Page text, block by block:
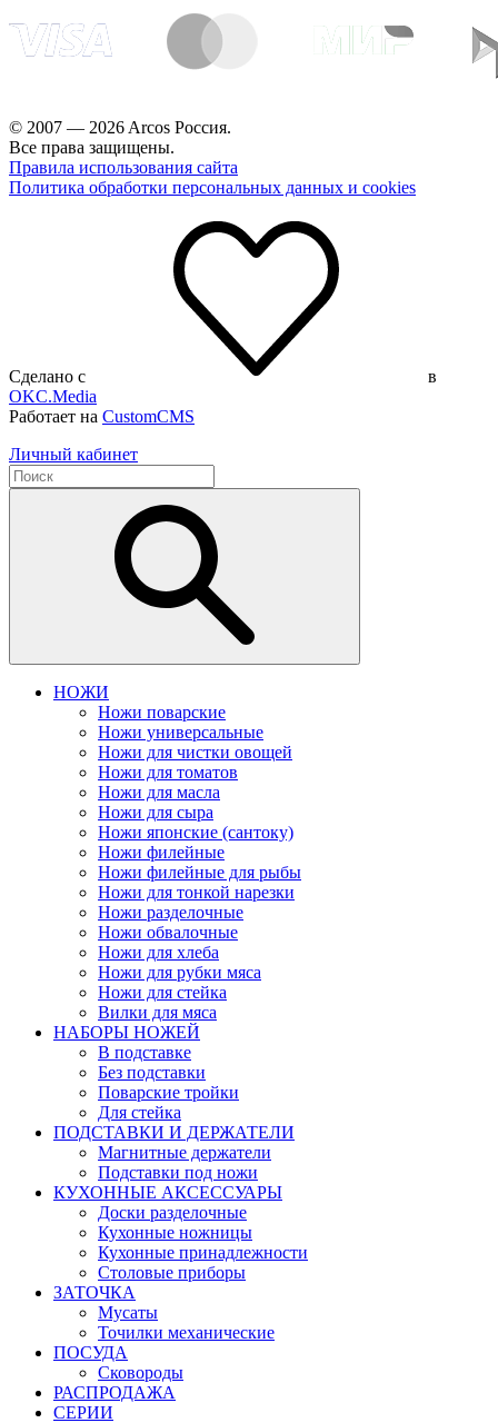
© 2007 — 2026 Arcos Россия.
Все права защищены.
Правила использования сайта
Политика обработки персональных данных и cookies
Сделано с
в
OKC.Media
Работает на CustomCMS
Личный кабинет
НОЖИ
Ножи поварские
Ножи универсальные
Ножи для чистки овощей
Ножи для томатов
Ножи для масла
Ножи для сыра
Ножи японские (сантоку)
Ножи филейные
Ножи филейные для рыбы
Ножи для тонкой нарезки
Ножи разделочные
Ножи обвалочные
Ножи для хлеба
Ножи для рубки мяса
Ножи для стейка
Вилки для мяса
НАБОРЫ НОЖЕЙ
В подставке
Без подставки
Поварские тройки
Для стейка
ПОДСТАВКИ И ДЕРЖАТЕЛИ
Магнитные держатели
Подставки под ножи
КУХОННЫЕ АКСЕССУАРЫ
Доски разделочные
Кухонные ножницы
Кухонные принадлежности
Столовые приборы
ЗАТОЧКА
Мусаты
Точилки механические
ПОСУДА
Сковороды
РАСПРОДАЖА
СЕРИИ